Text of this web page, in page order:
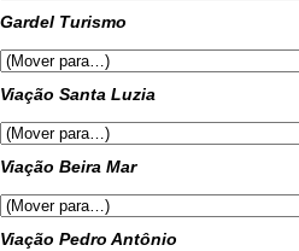
Gardel Turismo
Viação Santa Luzia
Viação Beira Mar
Viação Pedro Antônio